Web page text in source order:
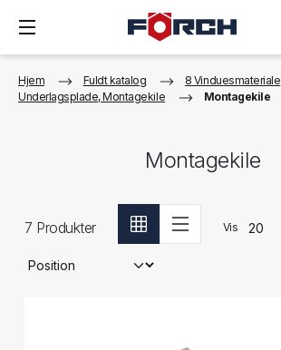
Hjem Fuldt katalog
8 Vinduesmateriale
Underlagsplade, Montagekile
Montagekile
Montagekile
7 Produkter Vis